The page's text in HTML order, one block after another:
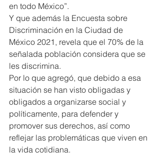
en todo México”.
Y que además la Encuesta sobre
Discriminación en la Ciudad de
México 2021, revela que el 70% de la
señalada población considera que se
les discrimina.
Por lo que agregó, que debido a esa
situación se han visto obligadas y
obligados a organizarse social y
políticamente, para defender y
promover sus derechos, así como
reflejar las problemáticas que viven en
la vida cotidiana.